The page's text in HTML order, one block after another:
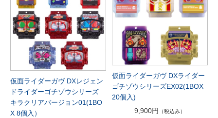
仮面ライダーガヴ DXレジェン
ドライダーゴチゾウシリーズ
キラクリアバージョン01(1BO
X 8個入）
仮面ライダーガヴ DXライダー
ゴチゾウシリーズEX02(1BOX
20個入)
9,900円
（税込み）